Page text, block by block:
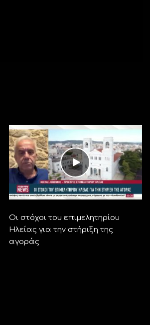
Οι στόχοι του επιμελητηρίου
Ηλείας για την στήριξη της
αγοράς